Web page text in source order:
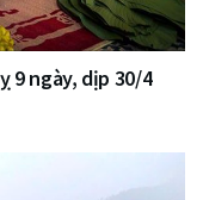
9 ngày, dịp 30/4